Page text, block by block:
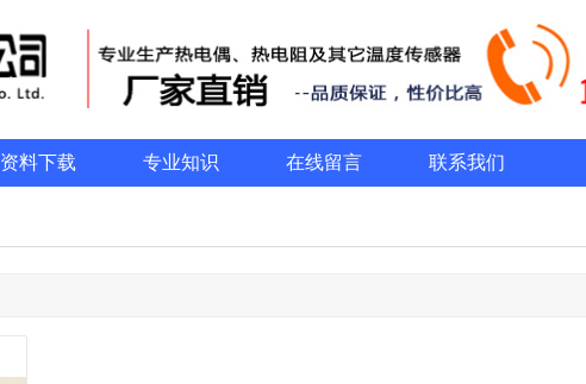
资料下载 专业知识 在线留言 联系我们